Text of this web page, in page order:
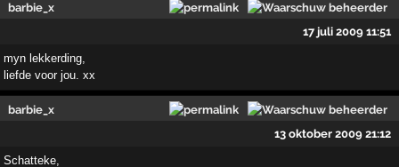
barbie_x
17 juli 2009 11:51
myn lekkerding,
liefde voor jou. xx
barbie_x
13 oktober 2009 21:12
Schatteke,